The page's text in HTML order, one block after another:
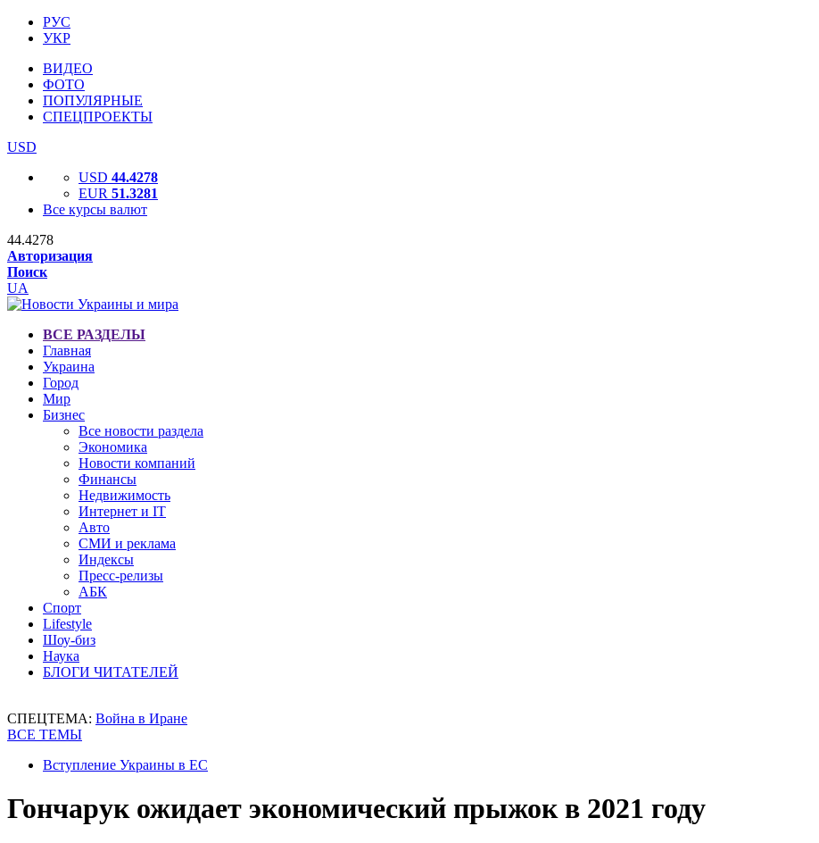
РУС
УКР
ВИДЕО
ФОТО
ПОПУЛЯРНЫЕ
СПЕЦПРОЕКТЫ
USD
USD 44.4278
EUR 51.3281
Все курсы валют
44.4278
Авторизация
Поиск
UA
ВСЕ РАЗДЕЛЫ
Главная
Украина
Город
Мир
Бизнес
Все новости раздела
Экономика
Новости компаний
Финансы
Недвижимость
Интернет и IT
Авто
СМИ и реклама
Индексы
Пресс-релизы
АБК
Спорт
Lifestyle
Шоу-биз
Наука
БЛОГИ ЧИТАТЕЛЕЙ
СПЕЦТЕМА: Война в Иране
ВСЕ ТЕМЫ
Вступление Украины в ЕС
Гончарук ожидает экономический прыжок в 2021 году